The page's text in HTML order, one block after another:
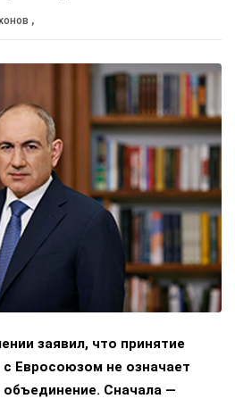
,
заявил, что принятие
с Евросоюзом не означает
объединение. Сначала —